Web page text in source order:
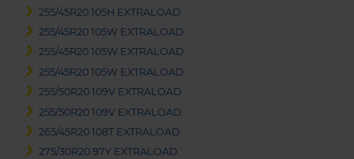
255/45R20 105H EXTRALOAD
255/45R20 105W EXTRALOAD
255/45R20 105W EXTRALOAD
255/45R20 105W EXTRALOAD
255/50R20 109V EXTRALOAD
255/50R20 109V EXTRALOAD
265/45R20 108T EXTRALOAD
275/30R20 97Y EXTRALOAD